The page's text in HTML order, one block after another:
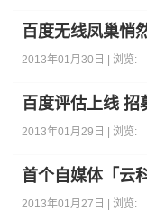
百度无线凤巢悄
2013年01月30日 | 浏览:
百度评估上线
2013年01月29日 | 浏览:
首个自媒体「云
2013年01月27日 | 浏览: